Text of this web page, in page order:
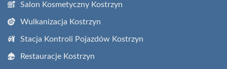
Salon Kosmetyczny Kostrzyn
Wulkanizacja Kostrzyn
Stacja Kontroli Pojazdów Kostrzyn
Restauracje Kostrzyn